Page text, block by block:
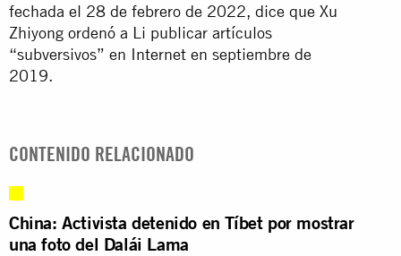
fechada el 28 de febrero de 2022, dice que Xu
Zhiyong ordenó a Li publicar artículos
“subversivos” en Internet en septiembre de
2019.
CONTENIDO RELACIONADO
China: Activista detenido en Tíbet por mostrar
una foto del Dalái Lama